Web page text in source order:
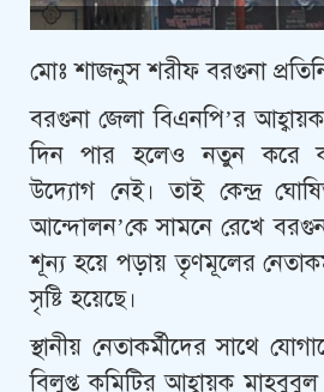
মোঃ শাজনুস শরীফ বরগুনা
বরগুনা জেলা বিএনপি’র
দিন পার হলেও নতুন করে
উদ্যোগ নেই। তাই কেন্দ্র
আন্দোলন’কে সামনে রেখে
শূন্য হয়ে পড়ায় তৃণমূলের
সৃষ্টি হয়েছে।
স্থানীয় নেতাকর্মীদের সাথে
বিলুপ্ত কমিটির আহ্বায়ক